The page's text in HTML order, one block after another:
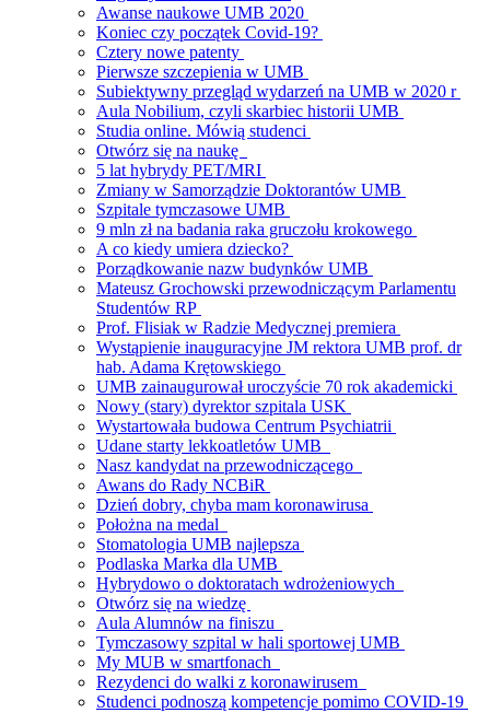
Awanse naukowe UMB 2020
Koniec czy początek Covid-19?
Cztery nowe patenty
Pierwsze szczepienia w UMB
Subiektywny przegląd wydarzeń na UMB w 2020 r
Aula Nobilium, czyli skarbiec historii UMB
Studia online. Mówią studenci
Otwórz się na naukę
5 lat hybrydy PET/MRI
Zmiany w Samorządzie Doktorantów UMB
Szpitale tymczasowe UMB
9 mln zł na badania raka gruczołu krokowego
A co kiedy umiera dziecko?
Porządkowanie nazw budynków UMB
Mateusz Grochowski przewodniczącym Parlamentu
Studentów RP
Prof. Flisiak w Radzie Medycznej premiera
Wystąpienie inauguracyjne JM rektora UMB prof. dr
hab. Adama Krętowskiego
UMB zainaugurował uroczyście 70 rok akademicki
Nowy (stary) dyrektor szpitala USK
Wystartowała budowa Centrum Psychiatrii
Udane starty lekkoatletów UMB
Nasz kandydat na przewodniczącego
Awans do Rady NCBiR
Dzień dobry, chyba mam koronawirusa
Położna na medal
Stomatologia UMB najlepsza
Podlaska Marka dla UMB
Hybrydowo o doktoratach wdrożeniowych
Otwórz się na wiedzę
Aula Alumnów na finiszu
Tymczasowy szpital w hali sportowej UMB
My MUB w smartfonach
Rezydenci do walki z koronawirusem
Studenci podnoszą kompetencje pomimo COVID-19